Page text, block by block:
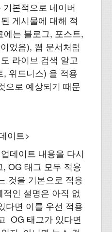
본적으로 네이버
게시물에 대해 적
는 블로그, 포스트,
었음), 웹 문서처럼
라이브 검색 알고
위드니스) 을 적용
으로 예상되기 때문
이트>
데이트 내용을 다시
OG 태그 모두 적용
것을 기본으로 적용
인 설명은 아직 없
다면 이를 우선 적용
OG 태그가 있다면